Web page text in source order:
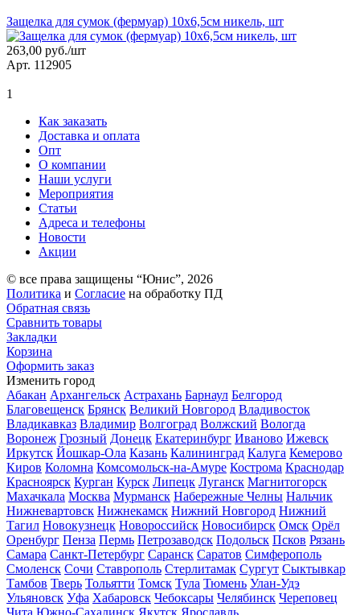
Защелка для сумок (фермуар) 10х6,5см никель, шт
263,00 руб./шт
Арт. 112905
1
Как заказать
Доставка и оплата
Опт
О компании
Наши услуги
Мероприятия
Статьи
Адреса и телефоны
Новости
Акции
© все права защищены “Юнис”, 2026
Политика и Согласие на обработку ПД
Обратная связь
Сравнить товары
Закладки
Корзина
Оформить заказ
Изменить город
Абакан Архангельск Астрахань Барнаул Белгород
Благовещенск Брянск Великий Новгород Владивосток
Владикавказ Владимир Волгоград Волжский Вологда
Воронеж Грозный Донецк Екатеринбург Иваново Ижевск
Иркутск Йошкар-Ола Казань Калининград Калуга Кемерово
Киров Коломна Комсомольск-на-Амуре Кострома Краснодар
Красноярск Курган Курск Липецк Луганск Магнитогорск
Махачкала Москва Мурманск Набережные Челны Нальчик
Нижневартовск Нижнекамск Нижний Новгород Нижний
Тагил Новокузнецк Новороссийск Новосибирск Омск Орёл
Оренбург Пенза Пермь Петрозаводск Подольск Псков Рязань
Самара Санкт-Петербург Саранск Саратов Симферополь
Смоленск Сочи Ставрополь Стерлитамак Сургут Сыктывкар
Тамбов Тверь Тольятти Томск Тула Тюмень Улан-Удэ
Ульяновск Уфа Хабаровск Чебоксары Челябинск Череповец
Чита Южно-Сахалинск Якутск Ярославль